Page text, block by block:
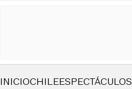
INICIOCHILEESPECTÁCULOS